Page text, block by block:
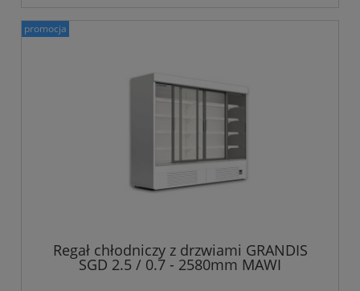
Regał chłodniczy z drzwiami GRANDIS
SGD 2.5 / 0.7 - 2580mm MAWI
promocja